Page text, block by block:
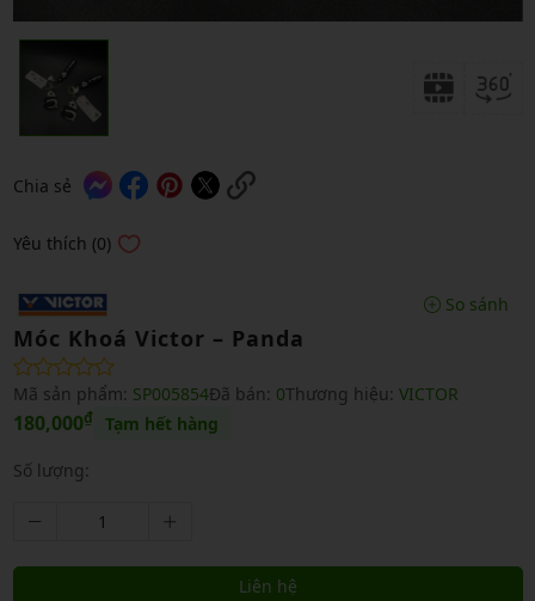
Chia sẻ
Yêu thích (0)
So sánh
Móc Khoá Victor – Panda
Mã sản phẩm: SP005854Đã bán: 0Thương hiệu: VICTOR
180,000₫ Tạm hết hàng
Số lượng:
Liên hệ